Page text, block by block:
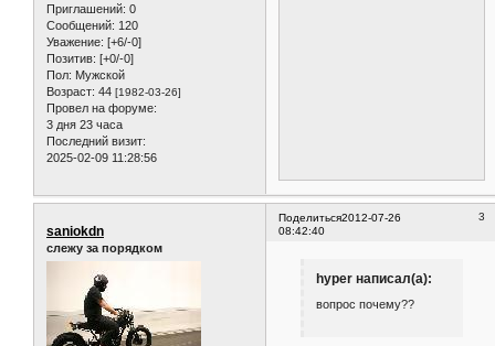
Приглашений: 0
Сообщений: 120
Уважение: [+6/-0]
Позитив: [+0/-0]
Пол: Мужской
Возраст: 44 [1982-03-26]
Провел на форуме:
3 дня 23 часа
Последний визит:
2025-02-09 11:28:56
Поделиться 3
2012-07-26
08:42:40
saniokdn
слежу за порядком
hyper написал(а):
вопрос почему??